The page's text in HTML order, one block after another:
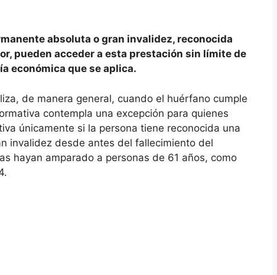
absoluta o gran invalidez, reconocida
pueden acceder a esta prestación sin límite de
económica que se aplica.
de manera general, cuando el huérfano cumple
contempla una excepción para quienes
únicamente si la persona tiene reconocida una
invalidez desde antes del fallecimiento del
hayan amparado a personas de 61 años, como